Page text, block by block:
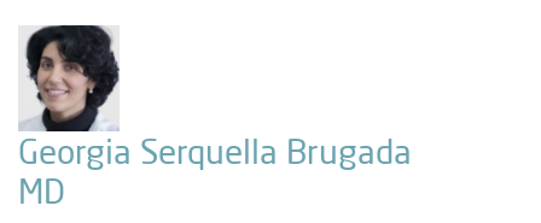
Georgia Serquella Brugada
MD